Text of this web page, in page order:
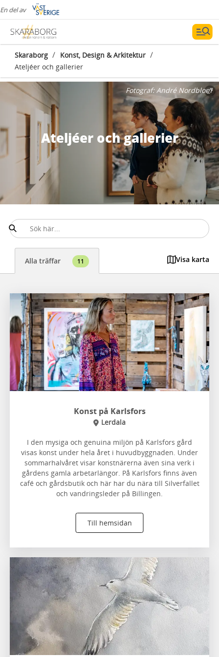
En del av
Skaraborg / Konst, Design & Arkitektur /
Ateljéer och gallerier
Ateljéer och gallerier
Fotograf:André Nordblom
Alla träffar 11 Visa karta
Konst på Karlsfors
Lerdala
I den mysiga och genuina miljön på Karlsfors gård
visas konst under hela året i huvudbyggnaden. Under
sommarhalvåret visar konstnärerna även sina verk i
gårdens gamla arbetarlängor. På Karlsfors finns även
café och gårdsbutik och här har du nära till Silverfallet
och vandringsleder på Billingen.
Till hemsidan